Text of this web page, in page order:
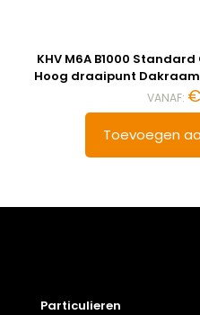
KHV M6A B1000 Standard
Hoog draaipunt Dakraam
VANAF: €
Toevoegen
Particulieren